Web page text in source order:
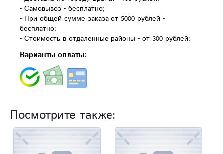
- Самовывоз - бесплатно;
- При общей сумме заказа от 5000 рублей -
бесплатно;
- Стоимость в отдаленные районы - от 300 рублей;
Варианты оплаты:
Посмотрите также: